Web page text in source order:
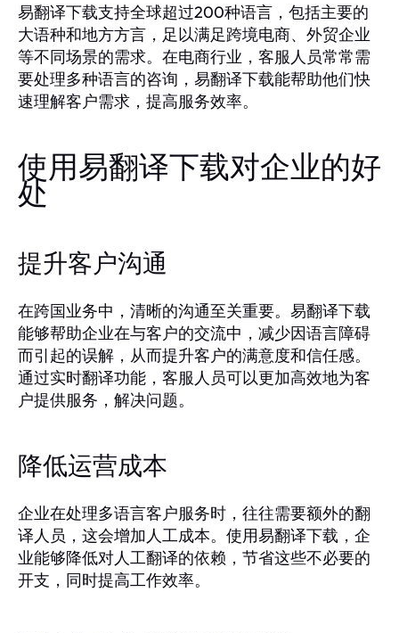
易翻译下载支持全球超过200种语言，包括主要的
大语种和地方方言，足以满足跨境电商、外贸企业
等不同场景的需求。在电商行业，客服人员常常需
要处理多种语言的咨询，易翻译下载能帮助他们快
速理解客户需求，提高服务效率。
使用易翻译下载对企业的好
处
提升客户沟通
在跨国业务中，清晰的沟通至关重要。易翻译下载
能够帮助企业在与客户的交流中，减少因语言障碍
而引起的误解，从而提升客户的满意度和信任感。
通过实时翻译功能，客服人员可以更加高效地为客
户提供服务，解决问题。
降低运营成本
企业在处理多语言客户服务时，往往需要额外的翻
译人员，这会增加人工成本。使用易翻译下载，企
业能够降低对人工翻译的依赖，节省这些不必要的
开支，同时提高工作效率。